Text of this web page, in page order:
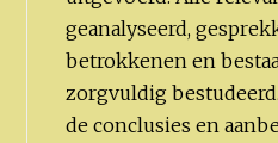
geanalyseerd,
betrokkenen en
zorgvuldig
de conclusies en